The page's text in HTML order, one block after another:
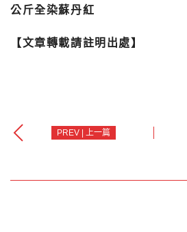
公斤全染蘇丹紅
【文章轉載請註明出處】
PREV | 上一篇